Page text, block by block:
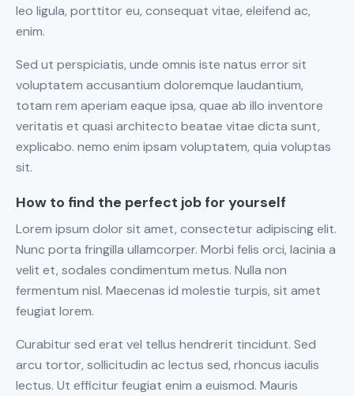
leo ligula, porttitor eu, consequat vitae, eleifend ac,
enim.
Sed ut perspiciatis, unde omnis iste natus error sit
voluptatem accusantium doloremque laudantium,
totam rem aperiam eaque ipsa, quae ab illo inventore
veritatis et quasi architecto beatae vitae dicta sunt,
explicabo. nemo enim ipsam voluptatem, quia voluptas
sit.
How to find the perfect job for yourself
Lorem ipsum dolor sit amet, consectetur adipiscing elit.
Nunc porta fringilla ullamcorper. Morbi felis orci, lacinia a
velit et, sodales condimentum metus. Nulla non
fermentum nisl. Maecenas id molestie turpis, sit amet
feugiat lorem.
Curabitur sed erat vel tellus hendrerit tincidunt. Sed
arcu tortor, sollicitudin ac lectus sed, rhoncus iaculis
lectus. Ut efficitur feugiat enim a euismod. Mauris